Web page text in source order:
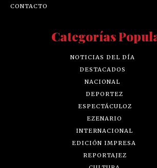
CONTACTO
Categorías
NOTICIAS DEL DÍA
DESTACADOS
NACIONAL
DEPORTEZ
ESPECTÁCULOZ
EZENARIO
INTERNACIONAL
EDICIÓN IMPRESA
REPORTAJEZ